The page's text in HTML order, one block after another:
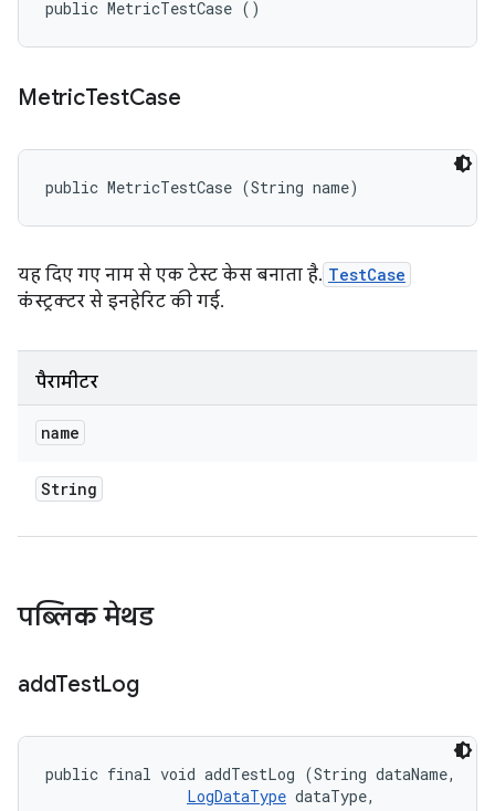
public MetricTestCase ()
MetricTestCase
public MetricTestCase (String name)
यह दिए गए नाम से एक टेस्ट केस बनाता है. TestCase
कंस्ट्रक्टर से इनहेरिट की गई.
पैरामीटर
name
String
पब्लिक मेथड
addTestLog
public final void addTestLog (String dataName,
LogDataType dataType,